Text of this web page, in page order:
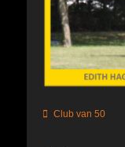
Categorieën
Club van 50